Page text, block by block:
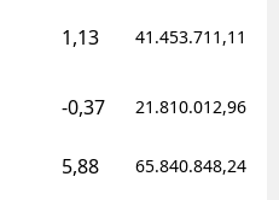
1,13 41.453.711,11
-0,37 21.810.012,96
5,88 65.840.848,24